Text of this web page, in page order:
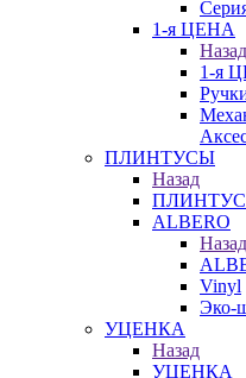
1-я ЦЕНА
Назад
1-я
ПЛИНТУСЫ
Назад
ALBERO
Назад
Vinyl
Эко-
УЦЕНКА
Назад
УЦЕНКА